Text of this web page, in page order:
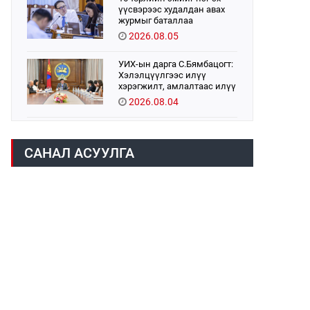
үүсвэрээс худалдан авах
журмыг баталлаа
2026.08.05
УИХ-ын дарга С.Бямбацогт:
Хэлэлцүүлгээс илүү
хэрэгжилт, амлалтаас илүү
бодит үр дүн чухал
2026.08.04
1,439.2 кг үнэт металл
худалдан авлаа
2026.08.05
САНАЛ АСУУЛГА